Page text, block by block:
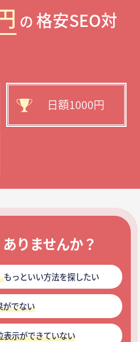
の 格安SEO対
日額1000円
りませんか？
もっといい方法を探したい
がでない
表示ができていない